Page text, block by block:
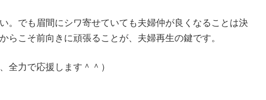
。でも眉間にシワ寄せていても夫婦仲が良くなることは決
らこそ前向きに頑張ることが、夫婦再生の鍵です。
全力で応援します＾＾）